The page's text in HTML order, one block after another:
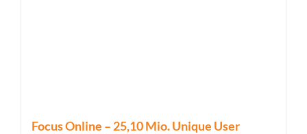
Focus Online – 25,10 Mio. Unique User